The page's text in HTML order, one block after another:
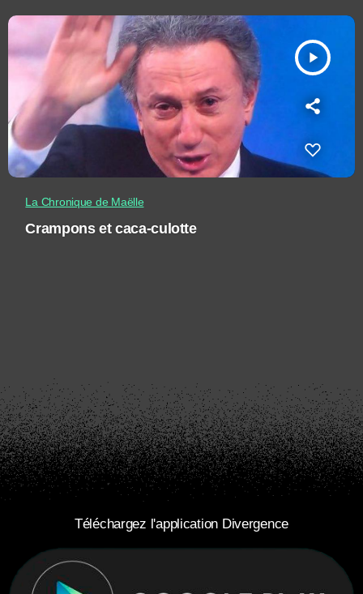
play_arrow
La Chronique de Maëlle
Crampons et caca-culotte
Téléchargez l'application Divergence